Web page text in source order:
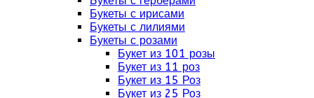
Букеты с ирисами
Букеты с лилиями
Букеты с розами
Букет из 101 розы
Букет из 11 роз
Букет из 15 Роз
Букет из 25 Роз